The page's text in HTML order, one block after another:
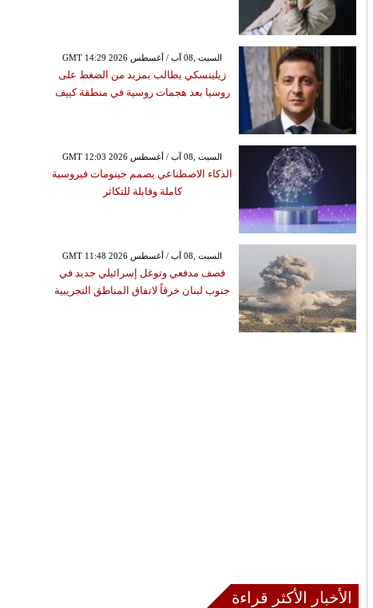
GMT 14:29 2026 السبت ,08 آب / أغسطس
زيلينسكي يطالب بمزيد من الضغط على
روسيا بعد هجمات روسية في منطقة كييف
GMT 12:03 2026 السبت ,08 آب / أغسطس
الذكاء الاصطناعي يصمم جينومات فيروسية
كاملة وقابلة للتكاثر
GMT 11:48 2026 السبت ,08 آب / أغسطس
قصف مدفعي وتوغل إسرائيلي جديد في
جنوب لبنان خرقاً لاتفاق المناطق التجريبية
الأخبار الأكثر قراءة